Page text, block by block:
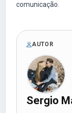
comunicação.
AUTOR
Sergio